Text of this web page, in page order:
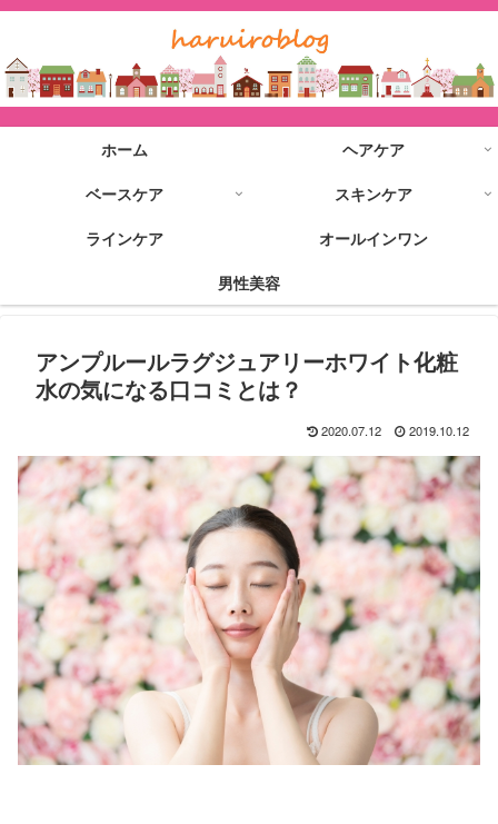
ホーム
ヘアケア
ベースケア
スキンケア
ラインケア
オールインワン
男性美容
アンプルールラグジュアリーホワイト化粧
水の気になる口コミとは？
2020.07.12 2019.10.12